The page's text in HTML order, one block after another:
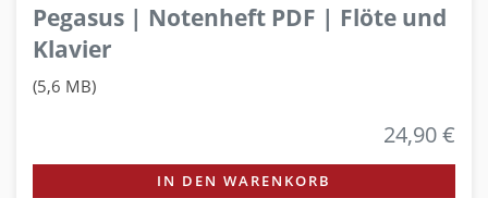
Pegasus | Notenheft PDF | Flöte und
Klavier
(5,6 MB)
24,90 €
IN DEN WARENKORB